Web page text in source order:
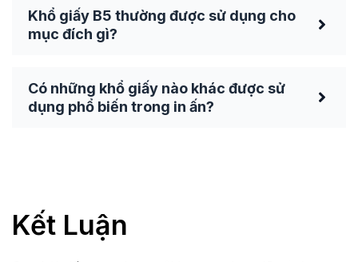
Khổ giấy B5 thường được sử dụng cho
mục đích gì?
Có những khổ giấy nào khác được sử
dụng phổ biến trong in ấn?
Kết Luận